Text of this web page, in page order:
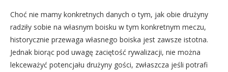
Choć nie mamy konkretnych danych o tym, jak obie drużyny
radziły sobie na własnym boisku w tym konkretnym meczu,
historycznie przewaga własnego boiska jest zawsze istotna.
Jednak biorąc pod uwagę zaciętość rywalizacji, nie można
lekceważyć potencjału drużyny gości, zwłaszcza jeśli potrafi